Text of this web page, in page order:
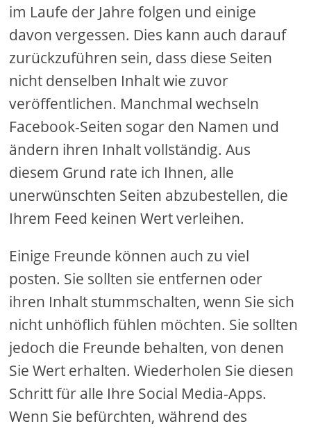
im Laufe der Jahre folgen und einige
davon vergessen. Dies kann auch darauf
zurückzuführen sein, dass diese Seiten
nicht denselben Inhalt wie zuvor
veröffentlichen. Manchmal wechseln
Facebook-Seiten sogar den Namen und
ändern ihren Inhalt vollständig. Aus
diesem Grund rate ich Ihnen, alle
unerwünschten Seiten abzubestellen, die
Ihrem Feed keinen Wert verleihen.
Einige Freunde können auch zu viel
posten. Sie sollten sie entfernen oder
ihren Inhalt stummschalten, wenn Sie sich
nicht unhöflich fühlen möchten. Sie sollten
jedoch die Freunde behalten, von denen
Sie Wert erhalten. Wiederholen Sie diesen
Schritt für alle Ihre Social Media-Apps.
Wenn Sie befürchten, während des